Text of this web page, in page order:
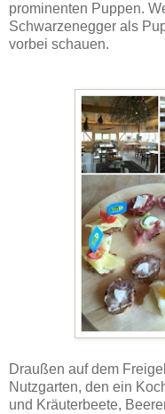
prominenten Puppen.
Schwarzenegger als
vorbei schauen.
Draußen auf dem
Nutzgarten, den ein
und Kräuterbeete,